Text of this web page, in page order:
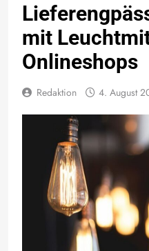
mit
Onlineshops
Redaktion 4. August